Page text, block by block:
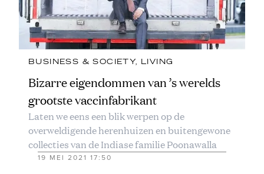
BUSINESS & SOCIETY, LIVING
Bizarre eigendommen van ’s werelds
grootste vaccinfabrikant
Laten we eens een blik werpen op de
overweldigende herenhuizen en buitengewone
collecties van de Indiase familie Poonawalla
19 MEI 2021 17:50